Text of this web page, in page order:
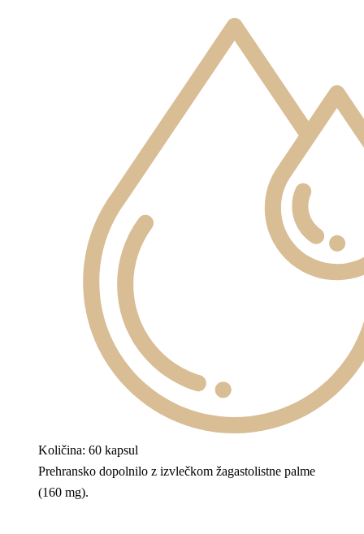
Količina: 60 kapsul
Prehransko dopolnilo z izvlečkom žagastolistne palme
(160 mg).